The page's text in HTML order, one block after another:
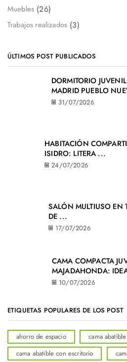
Muebles (26)
Trabajos realizados (3)
ÚLTIMOS POST PUBLICADOS
DORMITORIO
MADRID PUEBLO
31/07/2026
HABITACIÓN
ISIDRO: LITERA ...
24/07/2026
SALÓN MULTIUSO EN
DE ...
17/07/2026
CAMA COMPACTA
MAJADAHONDA:
10/07/2026
ETIQUETAS POPULARES DE LOS POST
ahorro de espacio
cama abatible
cama abatible con escritorio